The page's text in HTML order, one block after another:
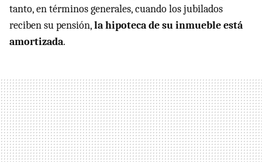
tanto, en términos generales, cuando los jubilados
reciben su pensión,la hipoteca de su inmueble está
amortizada.